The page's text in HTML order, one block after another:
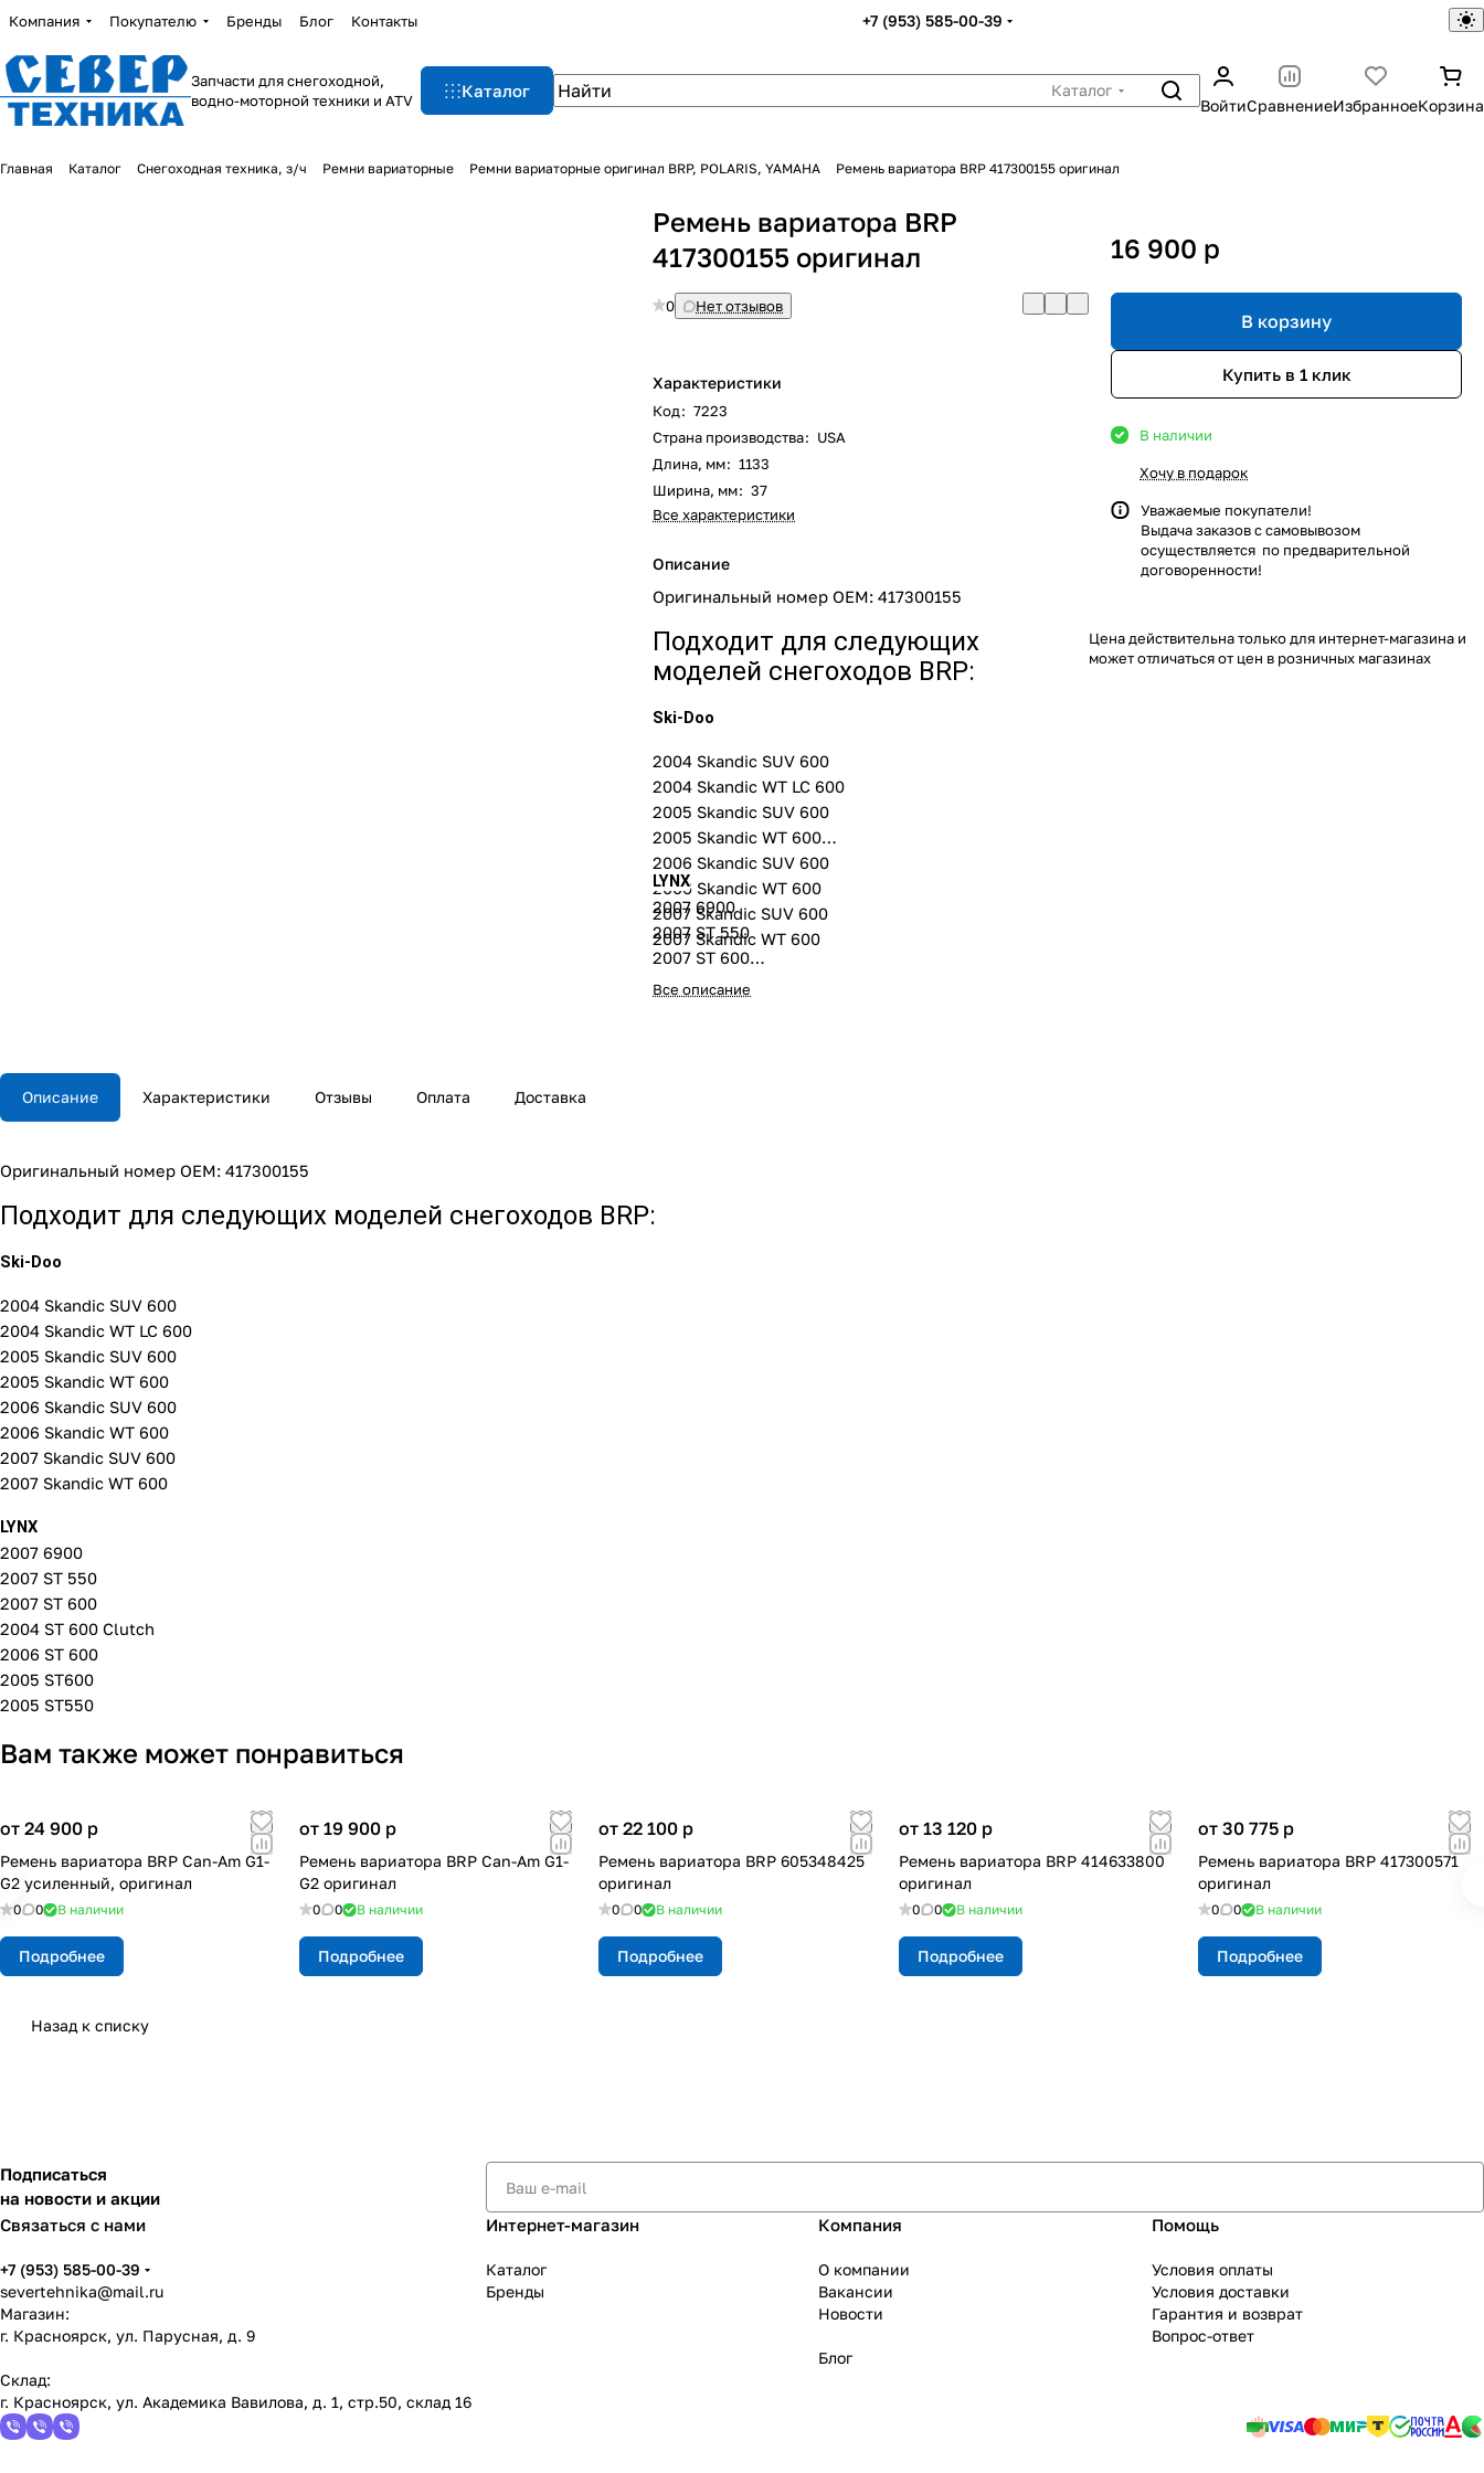
Компания Покупателю Бренды Блог Контакты +7 (953) 585-00-39
Запчасти для снегоходной,
водно-моторной техники и ATV
Каталог
Каталог
ВойтиСравнениеИзбранноеКорзина
Главная Каталог Снегоходная техника, з/ч Ремни вариаторные Ремни вариаторные оригинал BRP, POLARIS, YAMAHA Ремень вариатора BRP 417300155 оригинал
Ремень вариатора BRP
417300155 оригинал
0 Нет отзывов
Характеристики
Код: 7223
Страна производства: USA
Длина, мм: 1133
Ширина, мм: 37
Все характеристики
Описание
Оригинальный номер OEM: 417300155
Подходит для следующих
моделей снегоходов BRP:
Ski-Doo
2004 Skandic SUV 600
2004 Skandic WT LC 600
2005 Skandic SUV 600
2005 Skandic WT 600
2006 Skandic SUV 600
2006 Skandic WT 600
2007 Skandic SUV 600
2007 Skandic WT 600
LYNX
2007 6900
2007 ST 550
2007 ST 600
2004 ST 600 Clutch
Все описание
16 900 p
В корзину
Купить в 1 клик
В наличии
Хочу в подарок
Уважаемые покупатели!
Выдача заказов с самовывозом
осуществляется по предварительной
договоренности!
Цена действительна только для интернет-магазина и
может отличаться от цен в розничных магазинах
Описание Характеристики Отзывы Оплата Доставка
Оригинальный номер OEM: 417300155
Подходит для следующих моделей снегоходов BRP:
Ski-Doo
2004 Skandic SUV 600
2004 Skandic WT LC 600
2005 Skandic SUV 600
2005 Skandic WT 600
2006 Skandic SUV 600
2006 Skandic WT 600
2007 Skandic SUV 600
2007 Skandic WT 600
LYNX
2007 6900
2007 ST 550
2007 ST 600
2004 ST 600 Clutch
2006 ST 600
2005 ST600
2005 ST550
Вам также может понравиться
от 24 900 p
Ремень вариатора BRP Can-Am G1-
G2 усиленный, оригинал
0 0 В наличии
Подробнее
от 19 900 p
Ремень вариатора BRP Can-Am G1-
G2 оригинал
0 0 В наличии
Подробнее
от 22 100 p
Ремень вариатора BRP 605348425
оригинал
0 0 В наличии
Подробнее
от 13 120 p
Ремень вариатора BRP 414633800
оригинал
0 0 В наличии
Подробнее
от 30 775 p
Ремень вариатора BRP 417300571
оригинал
0 0 В наличии
Подробнее
Назад к списку
Подписаться
на новости и акции
Связаться с нами
+7 (953) 585-00-39
severtehnika@mail.ru
Магазин:
г. Красноярск, ул. Парусная, д. 9
Склад:
г. Красноярск, ул. Академика Вавилова, д. 1, стр.50, склад 16
Интернет-магазин
Каталог
Бренды
Компания
О компании
Вакансии
Новости
Блог
Помощь
Условия оплаты
Условия доставки
Гарантия и возврат
Вопрос-ответ